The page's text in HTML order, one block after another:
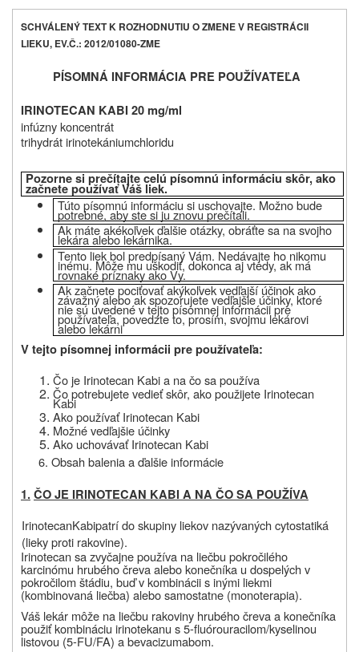
SCHVÁLENÝ TEXT K ROZHODNUTIU O ZMENE V REGISTRÁCII
LIEKU, EV.Č.: 2012/01080-ZME
PÍSOMNÁ INFORMÁCIA PRE POUŽÍVATEĽA
IRINOTECAN KABI 20 mg/ml
infúzny koncentrát
trihydrát irinotekániumchloridu
Pozorne si prečítajte celú písomnú informáciu skôr, ako
začnete používať Váš liek.
Túto písomnú informáciu si uschovajte. Možno bude
potrebné, aby ste si ju znovu prečítali.
Ak máte akékoľvek ďalšie otázky, obráťte sa na svojho
lekára alebo lekárnika.
Tento liek bol predpísaný Vám. Nedávajte ho nikomu
inému. Môže mu uškodiť, dokonca aj vtedy, ak má
rovnaké príznaky ako Vy.
Ak začnete pociťovať akýkoľvek vedľajší účinok ako
závažný alebo ak spozorujete vedľajšie účinky, ktoré
nie sú uvedené v tejto písomnej informácii pre
používateľa, povedzte to, prosím, svojmu lekárovi
alebo lekárni
V tejto písomnej informácii pre používateľa:
Čo je Irinotecan Kabi a na čo sa používa
Čo potrebujete vedieť skôr, ako použijete Irinotecan
Kabi
Ako používať Irinotecan Kabi
Možné vedľajšie účinky
Ako uchovávať Irinotecan Kabi
6. Obsah balenia a ďalšie informácie
1.ČO JE IRINOTECAN KABI A NA ČO SA POUŽÍVA
IrinotecanKabipatrí do skupiny liekov nazývaných cytostatiká
(lieky proti rakovine).
Irinotecan sazvyčajne používa na liečbu pokročilého
karcinómu hrubého čreva alebo konečníka u dospelých v
pokročilom štádiu, buď v kombinácii s inými liekmi
(kombinovaná liečba) alebo samostatne (monoterapia).
Váš lekár môže na liečbu rakoviny hrubého čreva a konečníka
použiť kombináciu irinotekanu s 5-fluórouracilom/kyselinou
listovou (5-FU/FA) a bevacizumabom.